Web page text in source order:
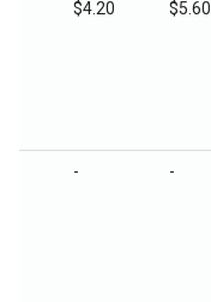
$5.60
$4.20
-
-